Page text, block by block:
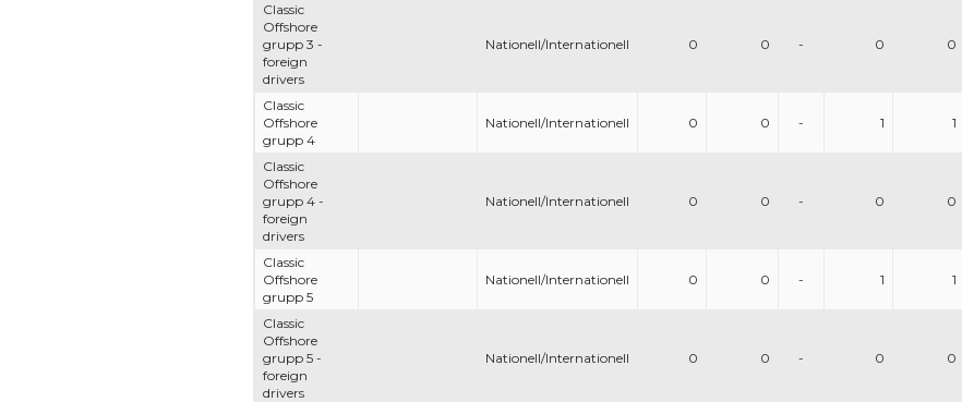
Classic
Offshore
grupp 3 -
foreign
drivers
Nationell/Internationell 0 0 - 0 0
Classic
Offshore
grupp 4
Nationell/Internationell 0 0 - 1 1
Classic
Offshore
grupp 4 -
foreign
drivers
Nationell/Internationell 0 0 - 0 0
Classic
Offshore
grupp 5
Nationell/Internationell 0 0 - 1 1
Classic
Offshore
grupp 5 -
foreign
drivers
Nationell/Internationell 0 0 - 0 0